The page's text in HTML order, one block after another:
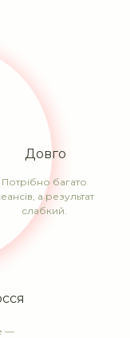
—
Довго
Потрібно багато
а результат
слабкий.